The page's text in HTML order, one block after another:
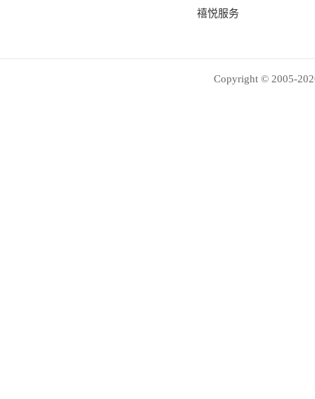
禧悦服务
Copyright © 2005-